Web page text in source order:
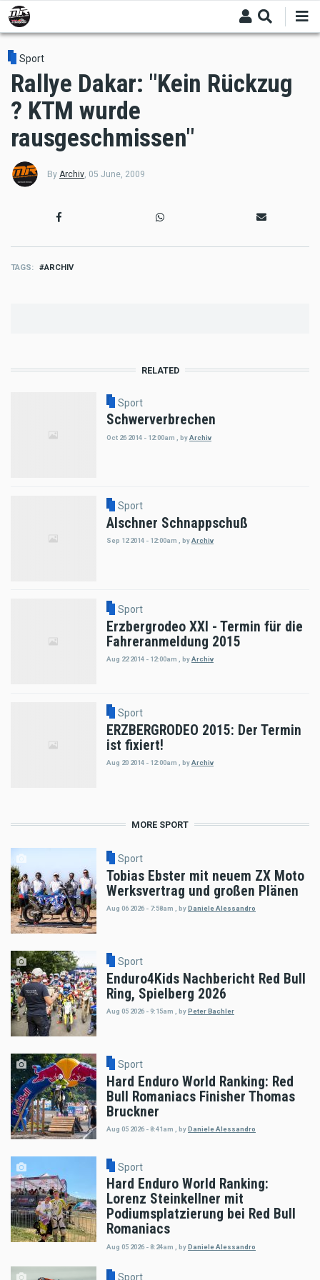
Skip
to
main
content
Sport
Rallye Dakar: "Kein Rückzug
? KTM wurde
rausgeschmissen"
By Archiv, 05 June, 2009
TAGS ARCHIV
RELATED
Sport
Schwerverbrechen
Oct 26 2014 - 12:00am byArchiv
Sport
Alschner Schnappschuß
Sep 12 2014 - 12:00am , byArchiv
Sport
Erzbergrodeo XXI - Termin für die
Fahreranmeldung 2015
Aug 22 2014 - 12:00am byArchiv
Sport
ERZBERGRODEO 2015: Der Termin
ist fixiert!
Aug 20 2014 - 12:00am byArchiv
MORE SPORT
Sport
Tobias Ebster mit neuem ZX Moto
Werksvertrag und großen Plänen
Aug 06 2026 - 7:58am , byDaniele Alessandro
Sport
Enduro4Kids Nachbericht Red Bull
Ring, Spielberg 2026
Aug 05 2026 - 9:15am byPeter Bachler
Sport
Hard Enduro World Ranking: Red
Bull Romaniacs Finisher Thomas
Bruckner
Aug 05 2026 - 8:41am byDaniele Alessandro
Sport
Hard Enduro World Ranking:
Lorenz Steinkellner mit
Podiumsplatzierung bei Red Bull
Romaniacs
Aug 05 2026 - 8:24am byDaniele Alessandro
Sport